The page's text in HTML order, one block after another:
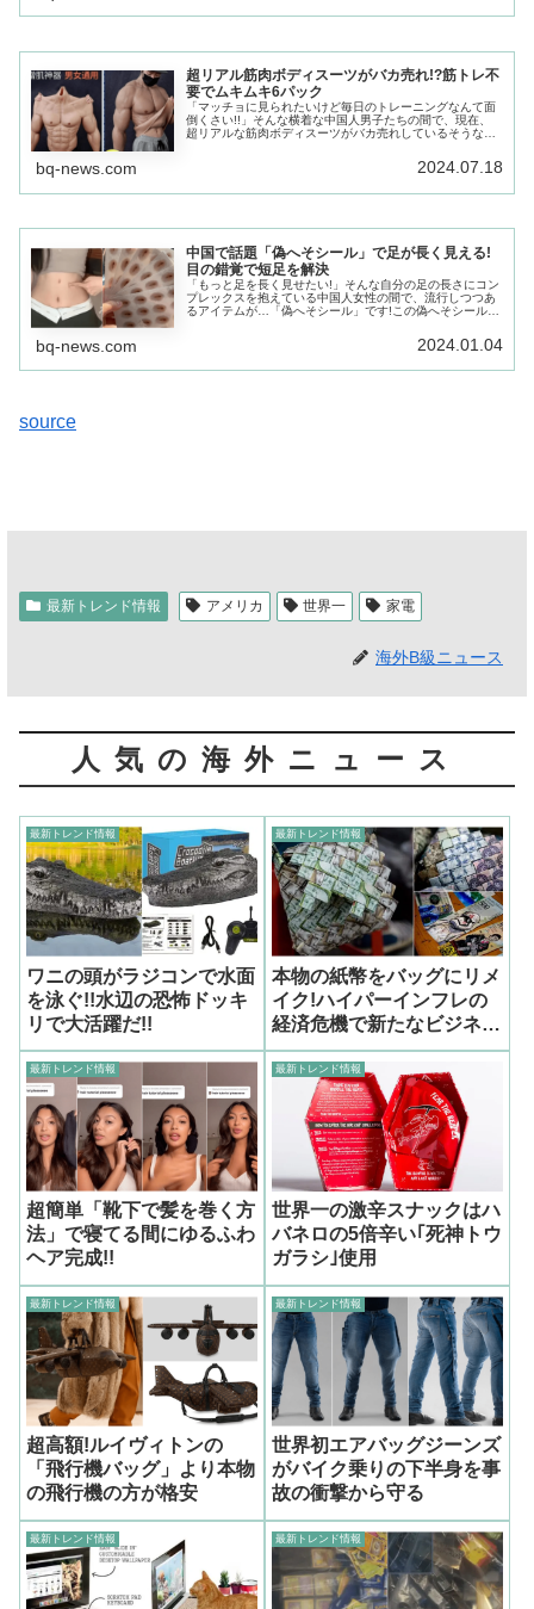
超リアル筋肉ボディスーツがバカ売れ!?筋トレ不
要でムキムキ6パック
「マッチョに見られたいけど毎日のトレーニングなんて面
倒くさい!!」そんな横着な中国人男子たちの間で、現在、
超リアルな筋肉ボディスーツがバカ売れしているそうなん
bq-news.com 2024.07.18
中国で話題「偽へそシール」で足が長く見える!
目の錯覚で短足を解決
「もっと足を長く見せたい!」そんな自分の足の長さにコン
プレックスを抱えている中国人女性の間で、流行しつつあ
るアイテムが…「偽へそシール」です!この偽へそシールで
bq-news.com 2024.01.04
source
最新トレンド情報 アメリカ 世界一 家電
海外B級ニュース
人気の海外ニュース
最新トレンド情報
ワニの頭がラジコンで水面
を泳ぐ!!水辺の恐怖ドッキ
リで大活躍だ!!
最新トレンド情報
本物の紙幣をバッグにリメ
イク!ハイパーインフレの
経済危機で新たなビジネス
を始める人達
最新トレンド情報
超簡単「靴下で髪を巻く方
法」で寝てる間にゆるふわ
ヘア完成!!
最新トレンド情報
世界一の激辛スナックはハ
バネロの5倍辛い｢死神トウ
ガラシ｣使用
最新トレンド情報
超高額!ルイヴィトンの
「飛行機バッグ」より本物
の飛行機の方が格安
最新トレンド情報
世界初エアバッグジーンズ
がバイク乗りの下半身を事
故の衝撃から守る
最新トレンド情報 最新トレンド情報